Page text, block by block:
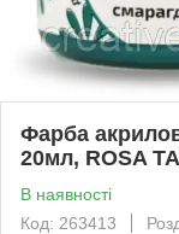
Фарба
20мл, ROSA
В наявності
Код: 263413